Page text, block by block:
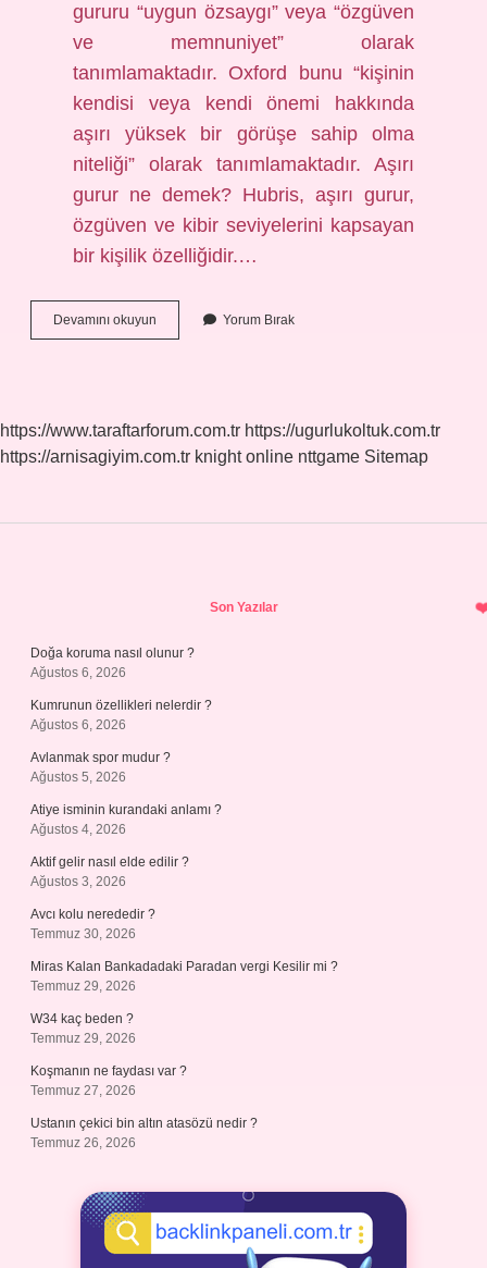
gururu “uygun özsaygı” veya “özgüven
ve memnuniyet” olarak
tanımlamaktadır. Oxford bunu “kişinin
kendisi veya kendi önemi hakkında
aşırı yüksek bir görüşe sahip olma
niteliği” olarak tanımlamaktadır. Aşırı
gurur ne demek? Hubris, aşırı gurur,
özgüven ve kibir seviyelerini kapsayan
bir kişilik özelliğidir.…
Devamını okuyun
Yapmak
Yorum Bırak
https://www.taraftarforum.com.tr https://ugurlukoltuk.com.tr
https://arnisagiyim.com.tr knight online nttgame Sitemap
Son Yazılar
Doğa koruma nasıl olunur ?
Ağustos 6, 2026
Kumrunun özellikleri nelerdir ?
Ağustos 6, 2026
Avlanmak spor mudur ?
Ağustos 5, 2026
Atiye isminin kurandaki anlamı ?
Ağustos 4, 2026
Aktif gelir nasıl elde edilir ?
Ağustos 3, 2026
Avcı kolu nerededir ?
Temmuz 30, 2026
Miras Kalan Bankadadaki Paradan vergi Kesilir mi ?
Temmuz 29, 2026
W34 kaç beden ?
Temmuz 29, 2026
Koşmanın ne faydası var ?
Temmuz 27, 2026
Ustanın çekici bin altın atasözü nedir ?
Temmuz 26, 2026